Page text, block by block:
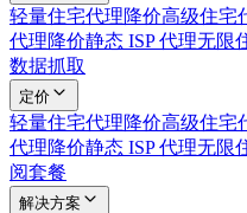
轻量住宅代理降价高级住宅
代理降价静态 ISP 代理无限
数据抓取
定价
轻量住宅代理降价高级住宅
代理降价静态 ISP 代理无限
阅套餐
解决方案